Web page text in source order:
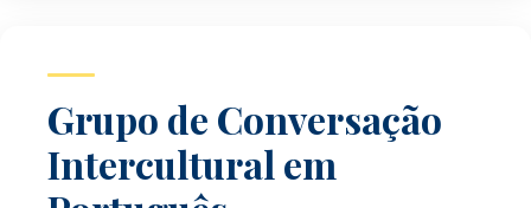
Grupo de Conversação
Intercultural em